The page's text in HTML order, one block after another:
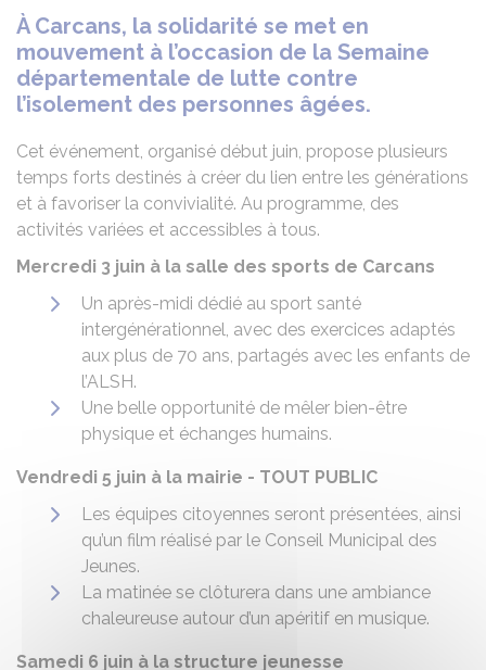
À Carcans, la solidarité se met en
mouvement à l’occasion de la Semaine
départementale de lutte contre
l’isolement des personnes âgées.
Cet événement, organisé début juin, propose plusieurs
temps forts destinés à créer du lien entre les générations
et à favoriser la convivialité. Au programme, des
activités variées et accessibles à tous.
Mercredi 3 juin à la salle des sports de Carcans
Un après-midi dédié au sport santé
intergénérationnel, avec des exercices adaptés
aux plus de 70 ans, partagés avec les enfants de
l’ALSH.
Une belle opportunité de mêler bien-être
physique et échanges humains.
Vendredi 5 juin à la mairie - TOUT PUBLIC
Les équipes citoyennes seront présentées, ainsi
qu’un film réalisé par le Conseil Municipal des
Jeunes.
La matinée se clôturera dans une ambiance
chaleureuse autour d’un apéritif en musique.
Samedi 6 juin à la structure jeunesse